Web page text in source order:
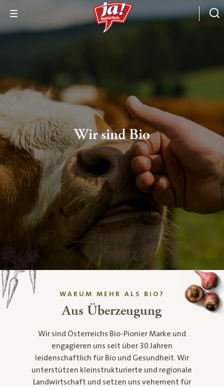
Wir sind Bio
WARUM MEHR ALS BIO?
Aus Überzeugung
Wir sind Österreichs Bio-Pionier Marke und
engagieren uns seit über 30 Jahren
leidenschaftlich für Bio und Gesundheit. Wir
unterstützen kleinstrukturierte und regionale
Landwirtschaft und setzen uns vehement für